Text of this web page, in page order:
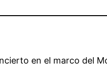
en el marco del